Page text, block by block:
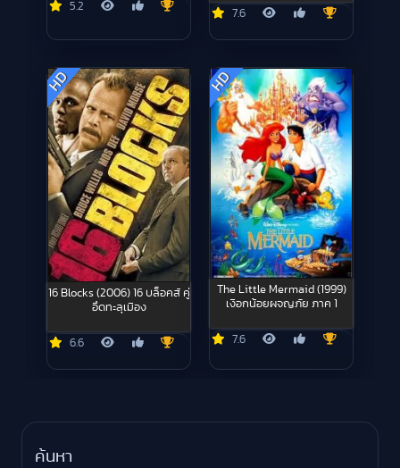
5.2
7.6
HD
16 Blocks (2006) 16 บล็อคส์ คู่
อึดทะลุเมือง
6.6
HD
The Little Mermaid (1999)
เงือกน้อยผจญภัย ภาค 1
7.6
ค้นหา